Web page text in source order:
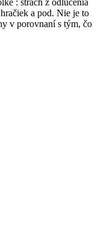
: strach z odlúčenia
a pod. Nie je to
v porovnaní s tým, čo